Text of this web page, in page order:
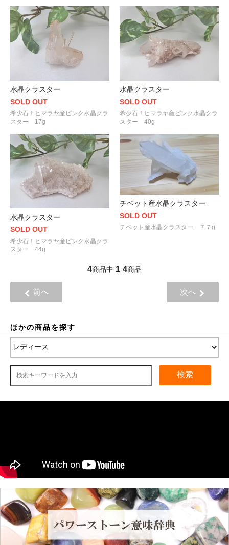
水晶クラスター
SOLD OUT
希少石！ヒマラヤ産ピンク水晶クラ
スター 17g
水晶クラスター
SOLD OUT
希少石！ヒマラヤ産ピンク水晶クラ
スター 40g
水晶クラスター
SOLD OUT
希少石！ヒマラヤ産ピンク水晶クラ
スター 44g
チベット産水晶クラスター
SOLD OUT
チベット産水晶クラスター ７７g
4商品中 1-4商品
前へ 次へ
ほかの商品を探す
検索